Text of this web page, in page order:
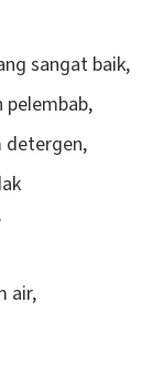
sangat baik,
detergen,
air,